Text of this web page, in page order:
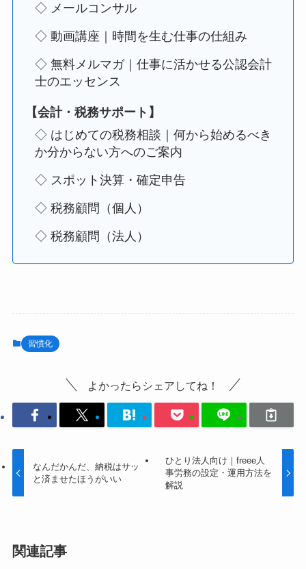
◇ メールコンサル
◇ 動画講座｜時間を生む仕事の仕組み
◇ 無料メルマガ｜仕事に活かせる公認会計
士のエッセンス
【会計・税務サポート】
◇ はじめての税務相談｜何から始めるべき
か分からない方へのご案内
◇ スポット決算・確定申告
◇ 税務顧問（個人）
◇ 税務顧問（法人）
習慣化
よかったらシェアしてね！
なんだかんだ、納税はサッ
と済ませたほうがいい
ひとり法人向け｜freee人
事労務の設定・運用方法を
解説
関連記事